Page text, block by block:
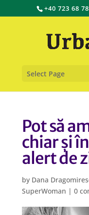
+40 723 68
Select Page
Pot să
chiar și
alert de
by Dana
SuperWoman | 0